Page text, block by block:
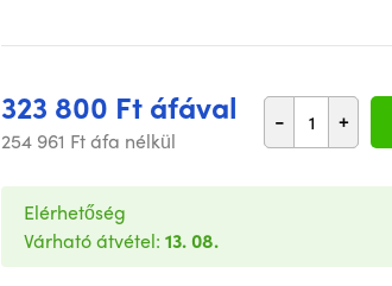
323 800 Ft áfával
254 961 Ft áfa nélkül
- +
Elérhetőség
Várható átvétel: 13. 08.